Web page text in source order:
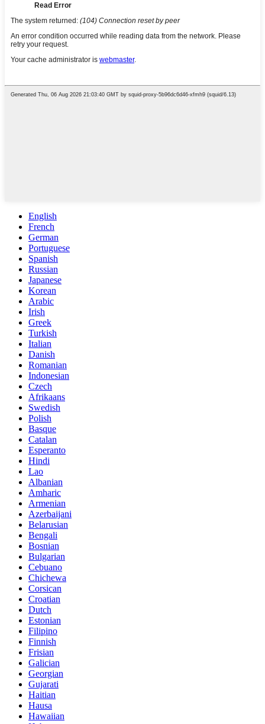
English
French
German
Portuguese
Spanish
Russian
Japanese
Korean
Arabic
Irish
Greek
Turkish
Italian
Danish
Romanian
Indonesian
Czech
Afrikaans
Swedish
Polish
Basque
Catalan
Esperanto
Hindi
Lao
Albanian
Amharic
Armenian
Azerbaijani
Belarusian
Bengali
Bosnian
Bulgarian
Cebuano
Chichewa
Corsican
Croatian
Dutch
Estonian
Filipino
Finnish
Frisian
Galician
Georgian
Gujarati
Haitian
Hausa
Hawaiian